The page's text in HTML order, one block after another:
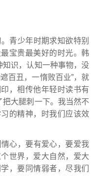
青少年时期求知欲特别
宝贵最美好的时光。韩
知识，认知一种事物，没
百丑，一惰败百业”，就
，相传他年轻时读书有
把大腿刺一下。我当然不
的精神，时我们应该效
心，要有爱心，要爱我
世界，爱大自然，爱大
，要同情弱者，尽我们